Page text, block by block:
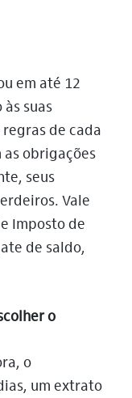
em até 12
suas
de cada
as obrigações
seus
Vale
Imposto de
de saldo,
o
o
um extrato